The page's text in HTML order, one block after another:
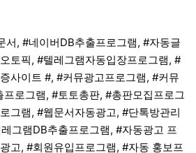
서, #네이버DB추출프로그램, #자동글
토픽, #텔레그램자동입장프로그램, #
사이트 #, #커뮤광고프로그램, #커뮤
로그램, #토토총판, #총판모집프로그
그램, #웹문서자동광고, #단톡방관리
그램DB추출프로그램, #자동광고 프
고, #회원유입프로그램, #자동 홍보프